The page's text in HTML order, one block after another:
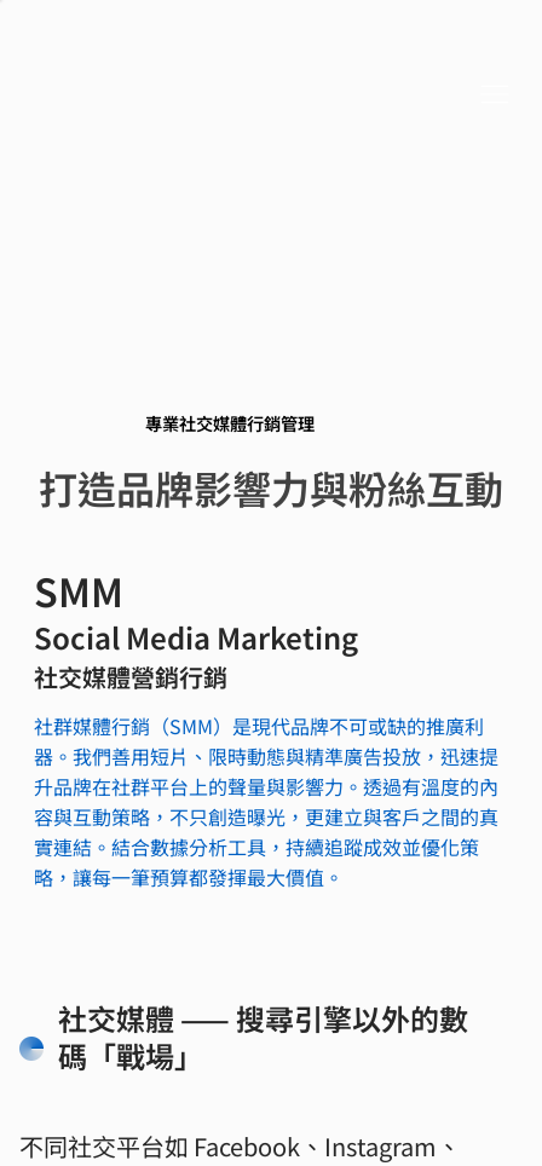
專業社交媒體行銷管理
專業社交媒體行銷管理
打造品牌影響力與粉絲互動
SMM
Social Media Marketing
社交媒體營銷行銷
社群媒體行銷（SMM）是現代品牌不可或缺的推廣利
器。我們善用短片、限時動態與精準廣告投放，迅速提
升品牌在社群平台上的聲量與影響力。透過有溫度的內
容與互動策略，不只創造曝光，更建立與客戶之間的真
實連結。結合數據分析工具，持續追蹤成效並優化策
略，讓每一筆預算都發揮最大價值。
社交媒體 —— 搜尋引擎以外的數
碼「戰場」
不同社交平台如 Facebook、Instagram、